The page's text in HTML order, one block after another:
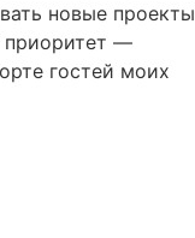
новые проекты
приоритет —
гостей моих